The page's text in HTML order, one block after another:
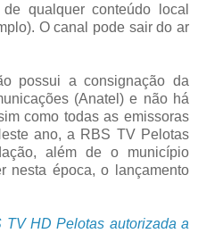
qualquer conteúdo local
O canal pode sair do ar
possui a consignação da
(Anatel) e não há
como todas as emissoras
ano, a RBS TV Pelotas
além de o município
nesta época, o lançamento
TV HD Pelotas autorizada a